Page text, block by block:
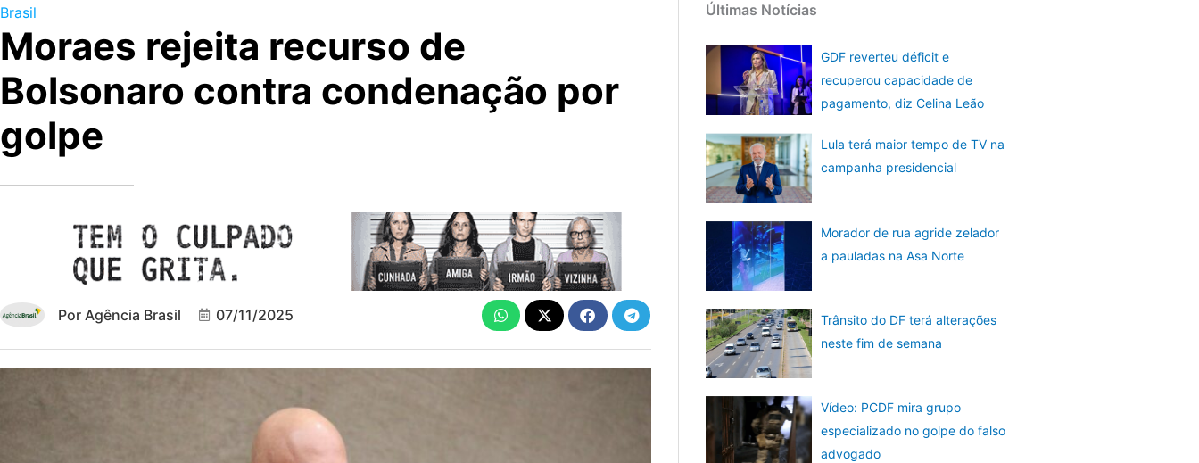
Brasil
Moraes rejeita recurso de
Bolsonaro contra condenação por
golpe
Por Agência Brasil 07/11/2025
Últimas Notícias
GDF reverteu déficit e
recuperou capacidade de
pagamento, diz Celina Leão
Lula terá maior tempo de TV na
campanha presidencial
Morador de rua agride zelador
a pauladas na Asa Norte
Trânsito do DF terá alterações
neste fim de semana
Vídeo: PCDF mira grupo
especializado no golpe do falso
advogado